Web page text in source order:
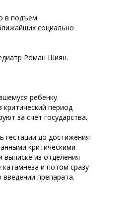
в подъем
социально
Роман Шиян.
ребенку.
период
за счет государства.
до достижения
критическими
из отделения
и потом сразу
препарата.